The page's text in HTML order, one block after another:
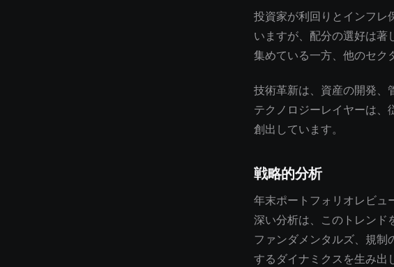
投資家が利回りとインフレ
いますが、配分の選好は著
集めている一方、他のセク
技術革新は、資産の開発、
テクノロジーレイヤーは、
創出しています。
戦略的分析
年末ポートフォリオレビュ
深い分析は、このトレンド
ファンダメンタルズ、規制
するダイナミクスを生み出